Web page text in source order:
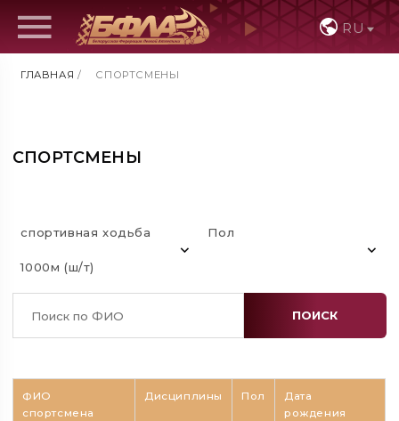
RU
ГЛАВНАЯ / СПОРТСМЕНЫ
СПОРТСМЕНЫ
спортивная ходьба
1000м (ш/т)
Пол
ПОИСК
ФИО
спортсмена
Дисциплины Пол
Дата
рождения